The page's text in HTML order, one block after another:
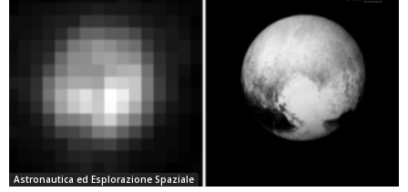
Astronautica ed Esplorazione Spaziale